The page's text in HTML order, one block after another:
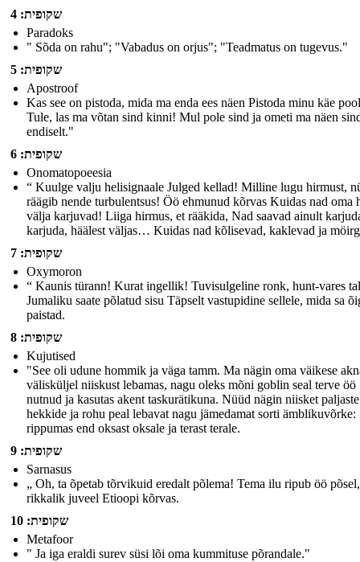
שקופית: 4
Paradoks
" Sõda on rahu"; "Vabadus on orjus"; "Teadmatus on tugevus."
שקופית: 5
Apostroof
Kas see on pistoda, mida ma enda ees näen Pistoda minu käe
Tule, las ma võtan sind kinni! Mul pole sind ja ometi ma näen
endiselt."
שקופית: 6
Onomatopoeesia
“ Kuulge valju helisignaale Julged kellad! Milline lugu hirmust,
räägib nende turbulentsus! Öö ehmunud kõrvas Kuidas nad oma
välja karjuvad! Liiga hirmus, et rääkida, Nad saavad ainult
karjuda, häälest väljas… Kuidas nad kõlisevad, kaklevad ja
שקופית: 7
Oxymoron
“ Kaunis türann! Kurat ingellik! Tuvisulgeline ronk, hunt-vares
Jumaliku saate põlatud sisu Täpselt vastupidine sellele, mida sa
paistad.
שקופית: 8
Kujutised
"See oli udune hommik ja väga tamm. Ma nägin oma väikese
välisküljel niiskust lebamas, nagu oleks mõni goblin seal terve öö
nutnud ja kasutas akent taskurätikuna. Nüüd nägin niisket paljaste
hekkide ja rohu peal lebavat nagu jämedamat sorti ämblikuvõrke:
rippumas end oksast oksale ja terast terale.
שקופית: 9
Sarnasus
„ Oh, ta õpetab tõrvikuid eredalt põlema! Tema ilu ripub öö
rikkalik juveel Etioopi kõrvas.
שקופית: 10
Metafoor
" Ja iga eraldi surev süsi lõi oma kummituse põrandale."